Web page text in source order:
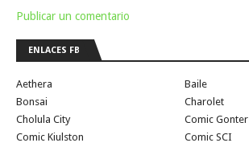
Publicar un comentario
ENLACES FB
Aethera
Baile
Bonsai
Charolet
Cholula City
Comic Gonter
Comic Kiulston
Comic SCI